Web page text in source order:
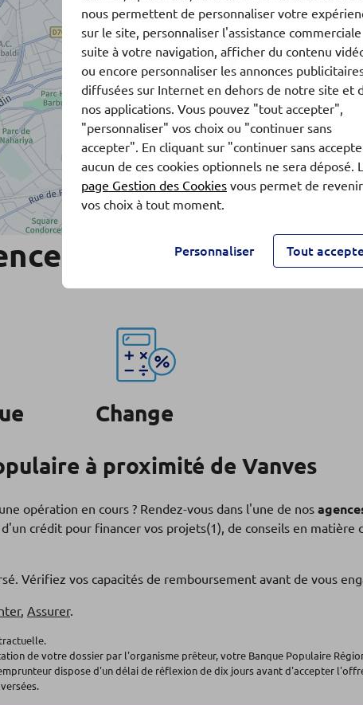
Change
à proximité de Vanves
opération en cours ? Rendez-vous dans l'une de nos
crédit pour financer vos projets(1), de conseils en
Vérifiez vos capacités de remboursement avant de vous
, Assurer.
de votre dossier par l'organisme prêteur, votre Banque Populaire
dispose d'un délai de réflexion de dix jours avant d'accepter
nous permettent de personnaliser votre
sur le site, personnaliser l'assistance commerciale
suite à votre navigation, afficher du contenu
ou encore personnaliser les annonces
diffusées sur Internet en dehors de notre site et
nos applications. Vous pouvez "tout accepter",
"personnaliser" vos choix ou "continuer sans
accepter". En cliquant sur "continuer sans
aucun de ces cookies optionnels ne sera déposé.
page Gestion des Cookies vous permet de
vos choix à tout moment.
Personnaliser Tout